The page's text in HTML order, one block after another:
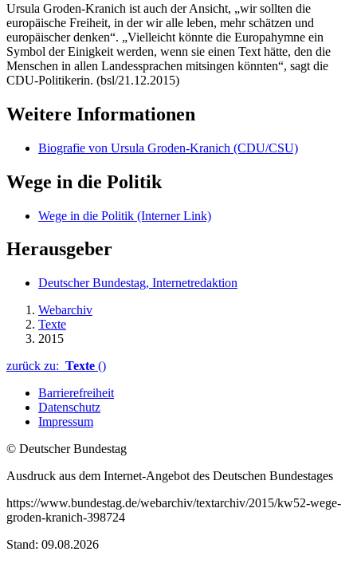
Ursula Groden-Kranich ist auch der Ansicht, „wir sollten die
europäische Freiheit, in der wir alle leben, mehr schätzen und
europäischer denken“. „Vielleicht könnte die Europahymne ein
Symbol der Einigkeit werden, wenn sie einen Text hätte, den die
Menschen in allen Landessprachen mitsingen könnten“, sagt die
CDU-Politikerin. (bsl/21.12.2015)
Weitere Informationen
Biografie von Ursula Groden-Kranich (CDU/CSU)
Wege in die Politik
Wege in die Politik (Interner Link)
Herausgeber
Deutscher Bundestag, Internetredaktion
Webarchiv
Texte
2015
zurück zu: Texte ()
Barrierefreiheit
Datenschutz
Impressum
© Deutscher Bundestag
Ausdruck aus dem Internet-Angebot des Deutschen Bundestages
https://www.bundestag.de/webarchiv/textarchiv/2015/kw52-wege-
groden-kranich-398724
Stand: 09.08.2026